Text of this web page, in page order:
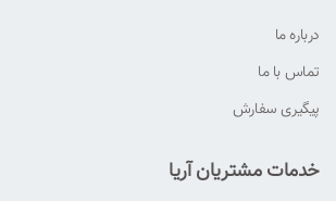
درباره ما
تماس با ما
پیگیری سفارش
خدمات مشتریان آریا